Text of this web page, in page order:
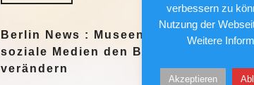
Berlin News : Museen für den Feed:
soziale Medien den Blick auf Kunst
verändern
verbessern zu
Nutzung der
Weitere
Akzeptieren